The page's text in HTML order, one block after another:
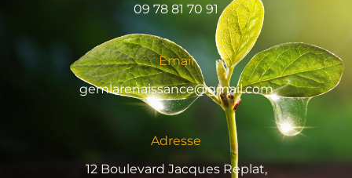
09 78 81 70 91
Email
gemlarenaissance@gmail.com
Adresse
12 Boulevard Jacques Replat,